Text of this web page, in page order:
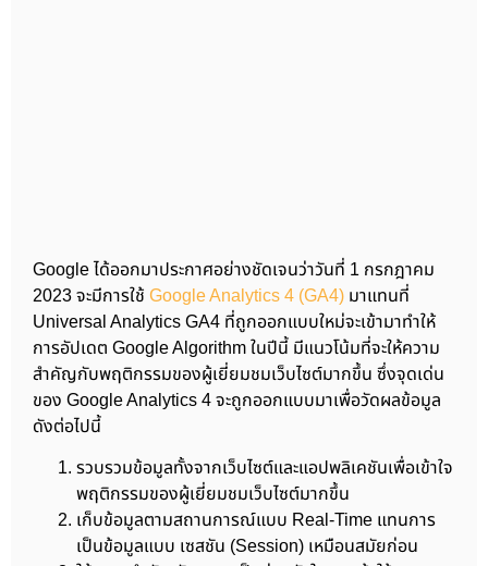
Google ได้ออกมาประกาศอย่างชัดเจนว่าวันที่ 1 กรกฎาคม
2023 จะมีการใช้ Google Analytics 4 (GA4) มาแทนที่
Universal Analytics GA4 ที่ถูกออกแบบใหม่จะเข้ามาทำให้
การอัปเดต Google Algorithm ในปีนี้ มีแนวโน้มที่จะให้ความ
สำคัญกับพฤติกรรมของผู้เยี่ยมชมเว็บไซต์มากขึ้น ซึ่งจุดเด่น
ของ Google Analytics 4 จะถูกออกแบบมาเพื่อวัดผลข้อมูล
ดังต่อไปนี้
รวบรวมข้อมูลทั้งจากเว็บไซต์และแอปพลิเคชันเพื่อเข้าใจ
พฤติกรรมของผู้เยี่ยมชมเว็บไซต์มากขึ้น
เก็บข้อมูลตามสถานการณ์แบบ Real-Time แทนการ
เป็นข้อมูลแบบ เซสชัน (Session) เหมือนสมัยก่อน